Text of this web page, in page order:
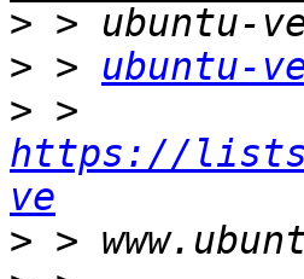
>
> > ubuntu-
>
https://
ve
>